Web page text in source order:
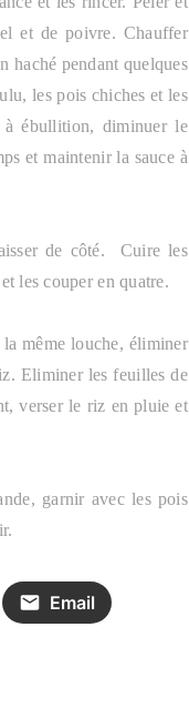
et de poivre. Chauffer
haché pendant quelques
les pois chiches et les
à ébullition, diminuer le
et maintenir la sauce à
de côté.
Cuire les
les couper en quatre.
même louche, éliminer
Eliminer les feuilles de
verser le riz en pluie et
garnir avec les pois
Email